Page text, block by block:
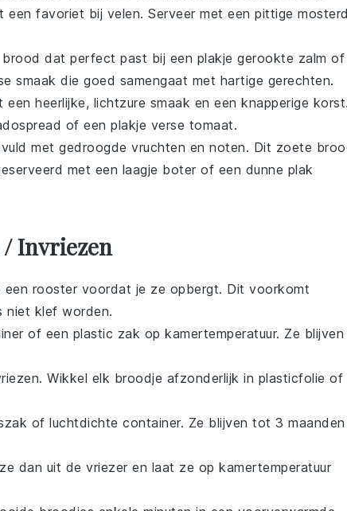
favoriet bij velen. Serveer met een pittige
brood dat perfect past bij een plakje gerookte zalm of
smaak die goed samengaat met hartige gerechten.
een heerlijke, lichtzure smaak en een knapperige
spread of een plakje verse tomaat.
met gedroogde vruchten en noten. Dit zoete
met een laagje boter of een dunne plak
/ Invriezen
een rooster voordat je ze opbergt. Dit voorkomt
niet klef worden.
of een plastic zak op kamertemperatuur. Ze blijven
Wikkel elk broodje afzonderlijk in plasticfolie of
of luchtdichte container. Ze blijven tot 3 maanden
dan uit de vriezer en laat ze op kamertemperatuur